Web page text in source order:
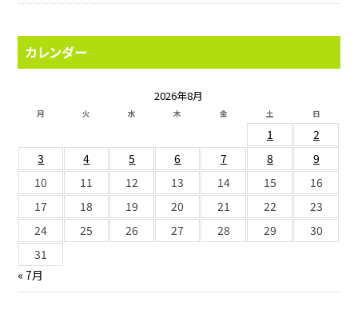
カレンダー
2026年8月
月 火 水 木 金 土 日
1
2
3
4 5 6 7 8
9
10
11 12 13 14 15
16
17
18 19 20 21 22
23
24
25 26 27 28 29
30
31
« 7月